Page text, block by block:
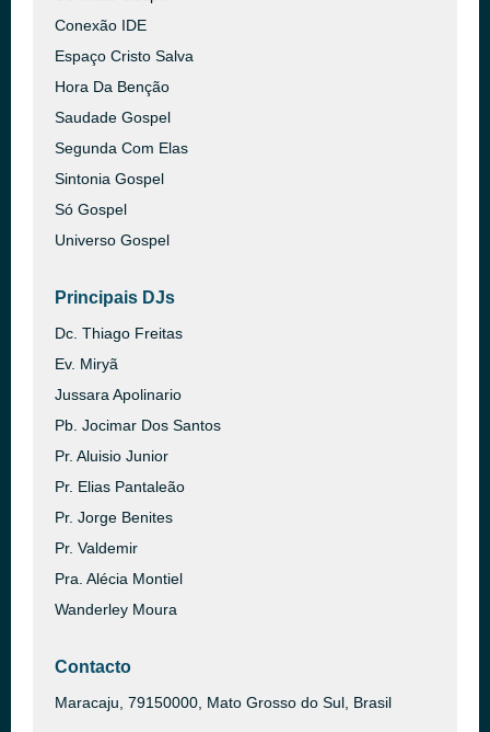
Conexão IDE
Espaço Cristo Salva
Hora Da Benção
Saudade Gospel
Segunda Com Elas
Sintonia Gospel
Só Gospel
Universo Gospel
Principais DJs
Dc. Thiago Freitas
Ev. Miryã
Jussara Apolinario
Pb. Jocimar Dos Santos
Pr. Aluisio Junior
Pr. Elias Pantaleão
Pr. Jorge Benites
Pr. Valdemir
Pra. Alécia Montiel
Wanderley Moura
Contacto
Maracaju, 79150000, Mato Grosso do Sul, Brasil